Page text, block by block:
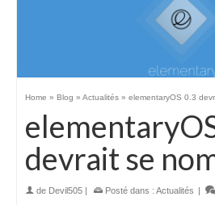
Home » Blog » Actualités » elementaryOS 0.3
devrait se
de Devil505 | Posté dans : Actualités |